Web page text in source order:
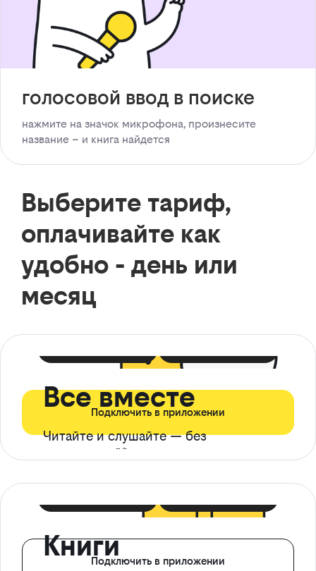
голосовой ввод в поиске
нажмите на значок микрофона, произнесите
название – и книга найдется
Выберите тариф,
оплачивайте как
удобно - день или
месяц
Все вместе
Читайте и слушайте — без
ограничений*
Подключить в приложении
КнигиПодключить в приложении